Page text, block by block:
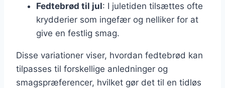
Fedtebrød til jul: I juletiden tilsættes ofte
krydderier som ingefær og nelliker for at
give en festlig smag.
Disse variationer viser, hvordan fedtebrød kan
tilpasses til forskellige anledninger og
smagspræferencer, hvilket gør det til en tidløs